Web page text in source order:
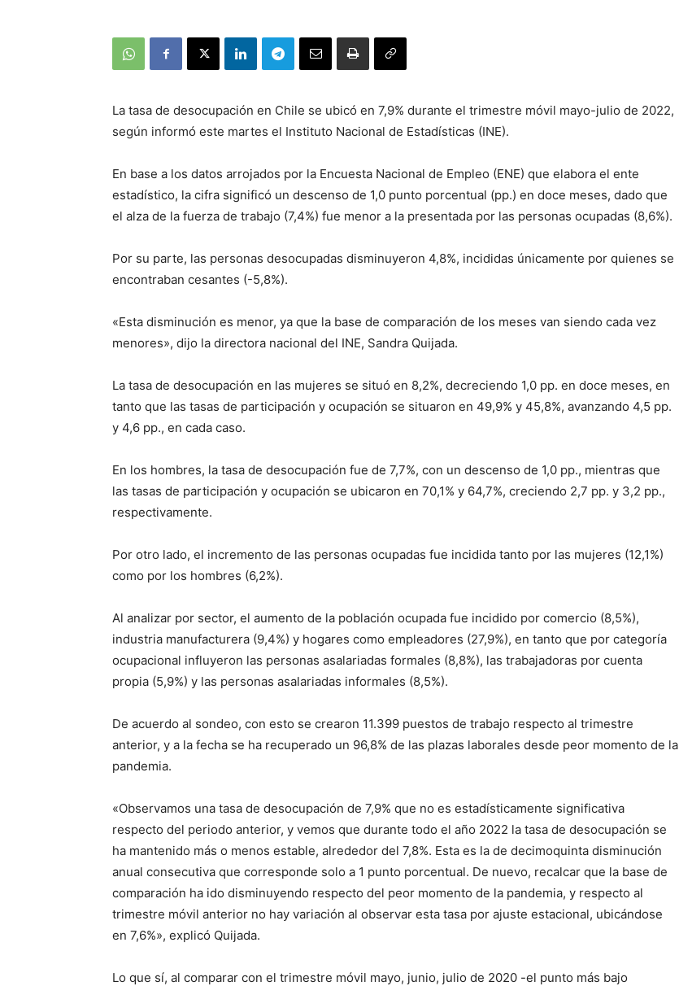
La tasa de desocupación en Chile se ubicó en 7,9% durante el trimestre móvil mayo-julio de 2022,
según informó este martes el Instituto Nacional de Estadísticas (INE).
En base a los datos arrojados por la Encuesta Nacional de Empleo (ENE) que elabora el ente
estadístico, la cifra significó un descenso de 1,0 punto porcentual (pp.) en doce meses, dado que
el alza de la fuerza de trabajo (7,4%) fue menor a la presentada por las personas ocupadas (8,6%).
Por su parte, las personas desocupadas disminuyeron 4,8%, incididas únicamente por quienes se
encontraban cesantes (-5,8%).
«Esta disminución es menor, ya que la base de comparación de los meses van siendo cada vez
menores», dijo la directora nacional del INE, Sandra Quijada.
La tasa de desocupación en las mujeres se situó en 8,2%, decreciendo 1,0 pp. en doce meses, en
tanto que las tasas de participación y ocupación se situaron en 49,9% y 45,8%, avanzando 4,5 pp.
y 4,6 pp., en cada caso.
En los hombres, la tasa de desocupación fue de 7,7%, con un descenso de 1,0 pp., mientras que
las tasas de participación y ocupación se ubicaron en 70,1% y 64,7%, creciendo 2,7 pp. y 3,2 pp.,
respectivamente.
Por otro lado, el incremento de las personas ocupadas fue incidida tanto por las mujeres (12,1%)
como por los hombres (6,2%).
Al analizar por sector, el aumento de la población ocupada fue incidido por comercio (8,5%),
industria manufacturera (9,4%) y hogares como empleadores (27,9%), en tanto que por categoría
ocupacional influyeron las personas asalariadas formales (8,8%), las trabajadoras por cuenta
propia (5,9%) y las personas asalariadas informales (8,5%).
De acuerdo al sondeo, con esto se crearon 11.399 puestos de trabajo respecto al trimestre
anterior, y a la fecha se ha recuperado un 96,8% de las plazas laborales desde peor momento de la
pandemia.
«Observamos una tasa de desocupación de 7,9% que no es estadísticamente significativa
respecto del periodo anterior, y vemos que durante todo el año 2022 la tasa de desocupación se
ha mantenido más o menos estable, alrededor del 7,8%. Esta es la de decimoquinta disminución
anual consecutiva que corresponde solo a 1 punto porcentual. De nuevo, recalcar que la base de
comparación ha ido disminuyendo respecto del peor momento de la pandemia, y respecto al
trimestre móvil anterior no hay variación al observar esta tasa por ajuste estacional, ubicándose
en 7,6%», explicó Quijada.
Lo que sí, al comparar con el trimestre móvil mayo, junio, julio de 2020 -el punto más bajo